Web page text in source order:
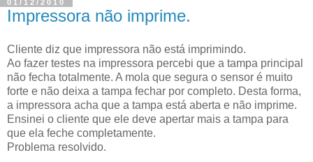
01/12/2010
Impressora não imprime.
Cliente diz que impressora não está imprimindo.
Ao fazer testes na impressora percebi que a tampa principal
não fecha totalmente. A mola que segura o sensor é muito
forte e não deixa a tampa fechar por completo. Desta forma,
a impressora acha que a tampa está aberta e não imprime.
Ensinei o cliente que ele deve apertar mais a tampa para
que ela feche completamente.
Problema resolvido.